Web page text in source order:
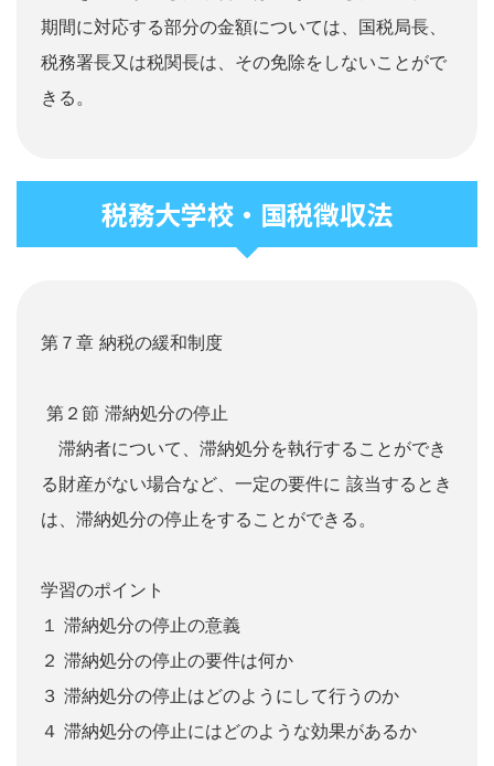
期間に対応する部分の金額については、国税局長、
税務署長又は税関長は、その免除をしないことがで
きる。
税務大学校・国税徴収法
第７章 納税の緩和制度
第２節 滞納処分の停止
滞納者について、滞納処分を執行することができ
る財産がない場合など、一定の要件に 該当するとき
は、滞納処分の停止をすることができる。
学習のポイント
１ 滞納処分の停止の意義
２ 滞納処分の停止の要件は何か
３ 滞納処分の停止はどのようにして行うのか
４ 滞納処分の停止にはどのような効果があるか